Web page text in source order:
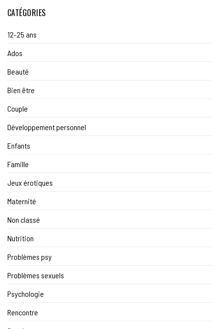
CATÉGORIES
12-25 ans
Ados
Beauté
Bien être
Couple
Développement personnel
Enfants
Famille
Jeux érotiques
Maternité
Non classé
Nutrition
Problèmes psy
Problèmes sexuels
Psychologie
Rencontre